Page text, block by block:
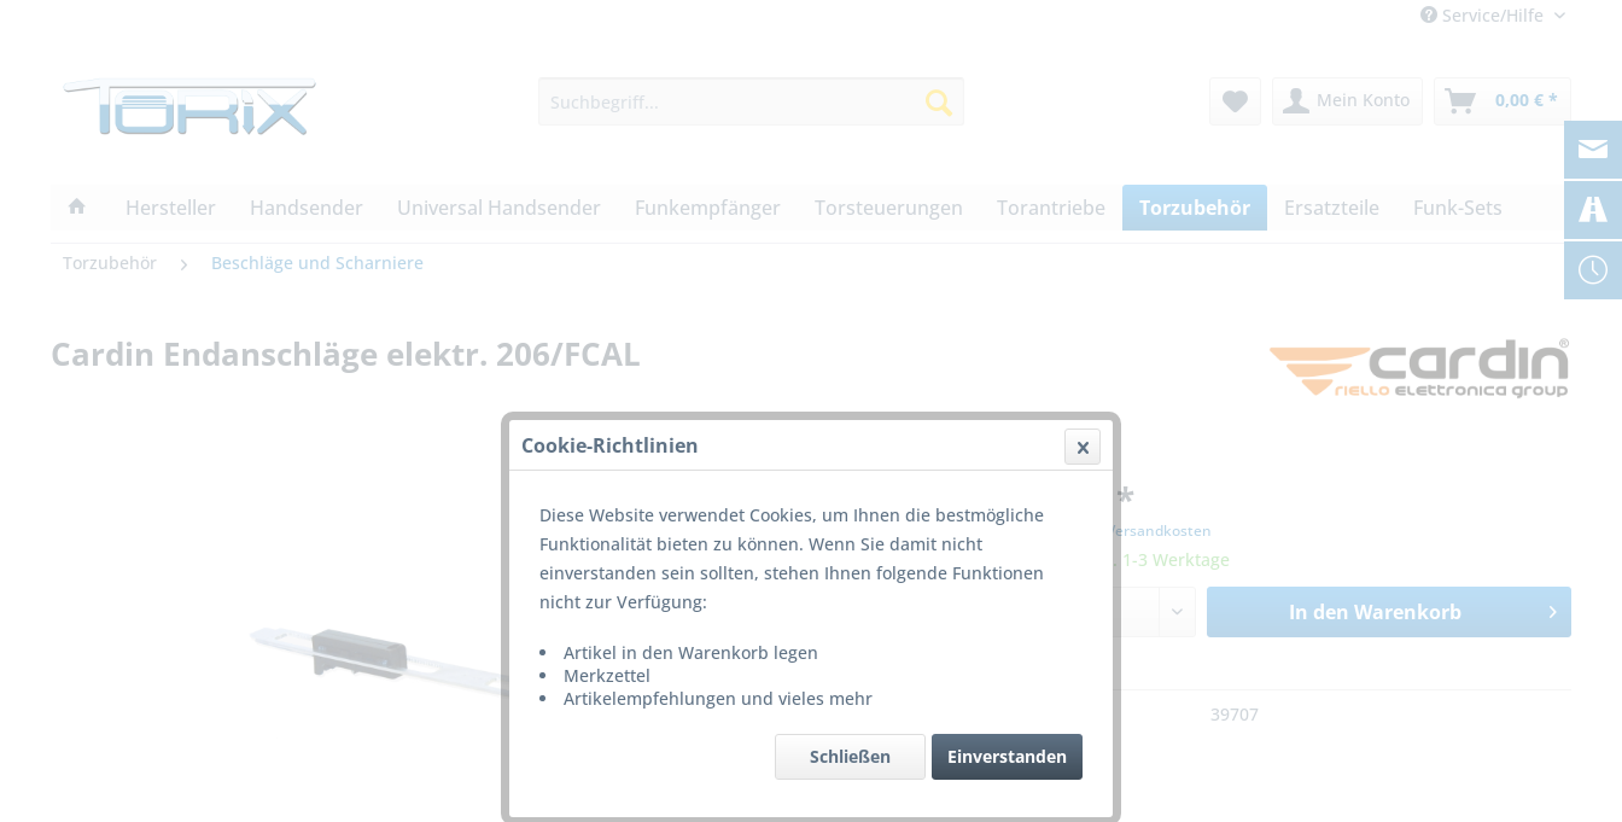
Service/Hilfe
Mein Konto 0,00 € *
Hersteller Handsender Universal Handsender Funkempfänger Torsteuerungen Torantriebe Torzubehör Ersatzteile Funk-Sets
Torzubehör Beschläge und Scharniere
Cardin Endanschläge elektr. 206/FCAL
79,00 € *
inkl. MwSt. zzgl. Versandkosten
Lieferzeit ca. 1-3 Werktage
In den Warenkorb
39707
Cookie-Richtlinien
Diese Website verwendet Cookies, um Ihnen die bestmögliche
Funktionalität bieten zu können. Wenn Sie damit nicht
einverstanden sein sollten, stehen Ihnen folgende Funktionen
nicht zur Verfügung:
Artikel in den Warenkorb legen
Merkzettel
Artikelempfehlungen und vieles mehr
Einverstanden
Schließen